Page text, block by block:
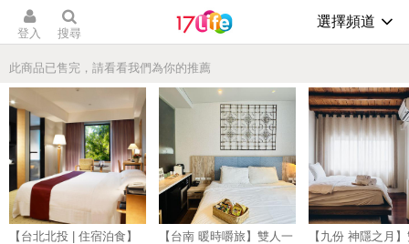
登入 搜尋
選擇頻道
此商品已售完，請看看我們為你的推薦
【台北北投 | 住宿泊食】
【台南 暖時嚼旅】雙人一
【九份 神隱之月